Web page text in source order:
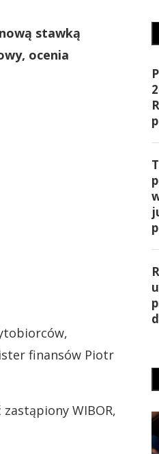
stawką
ocenia
finansów Piotr
WIBOR,